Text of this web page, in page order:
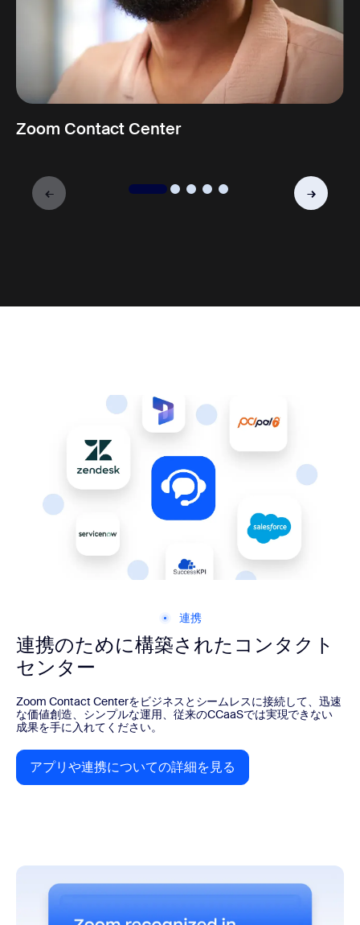
Zoom Contact Center
連携
連携のために構築されたコンタクト
センター
Zoom Contact Centerをビジネスとシームレスに接続して、迅速
な価値創造、シンプルな運用、従来のCCaaSでは実現できない
成果を手に入れてください。
アプリや連携についての詳細を見る
アプリや連携についての詳細を見る